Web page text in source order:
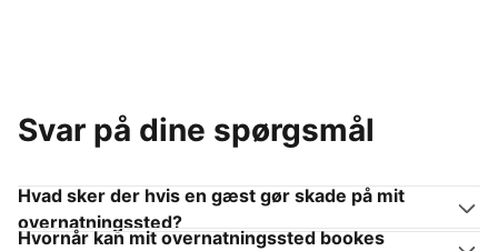
Svar på dine spørgsmål
Hvad sker der hvis en gæst gør skade på mit
overnatningssted?
Hvornår kan mit overnatningssted bookes